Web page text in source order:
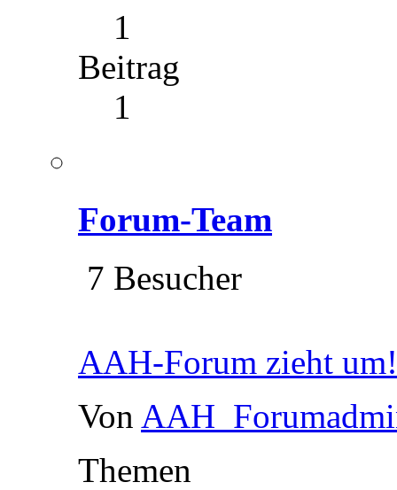
1
Beitrag
1
Forum-Team
7 Besucher
AAH-Forum zieht um!
Von
Themen